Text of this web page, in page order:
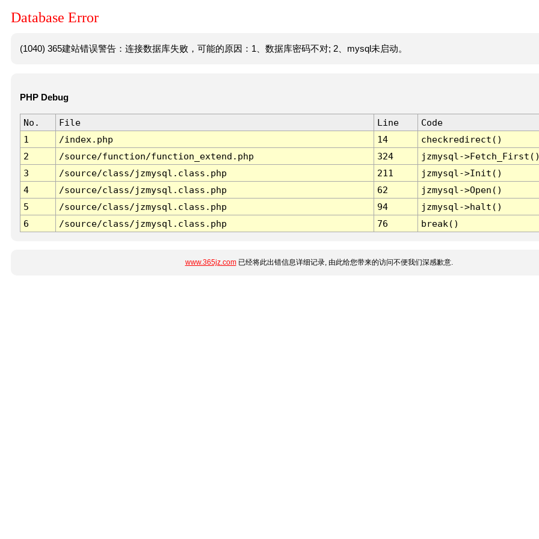
Database Error
(1040) 365建站错误警告：连接数据库失败，可能的原因：1、数据库密码不对; 2、mysql未启动。
PHP Debug
No. File Line
Code
1
/index.php 14
checkredirect()
2
/source/function/function_extend.php 324
jzmysql-
3
/source/class/jzmysql.class.php 211
jzmysql->Init()
4
/source/class/jzmysql.class.php 62
jzmysql->Open()
5
/source/class/jzmysql.class.php 94
jzmysql->halt()
6
/source/class/jzmysql.class.php 76 break()
www.365jz.com已经将此出错信息详细记录, 由此给您带来的访问不便我们深感歉意.